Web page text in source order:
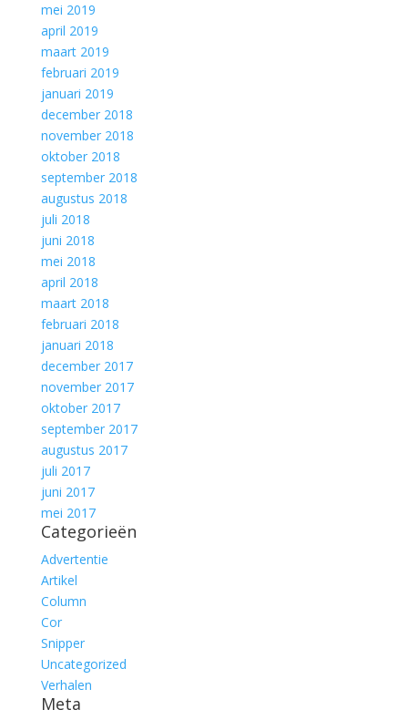
mei 2019
april 2019
maart 2019
februari 2019
januari 2019
december 2018
november 2018
oktober 2018
september 2018
augustus 2018
juli 2018
juni 2018
mei 2018
april 2018
maart 2018
februari 2018
januari 2018
december 2017
november 2017
oktober 2017
september 2017
augustus 2017
juli 2017
juni 2017
mei 2017
Categorieën
Advertentie
Artikel
Column
Cor
Snipper
Uncategorized
Verhalen
Meta